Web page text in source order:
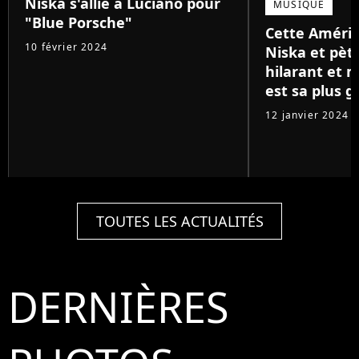
"Blue Porsche"
10 février 2024
MUSIQUE
Cette
Niska et
hilarant et
est sa plus
12 janvier 2024
TOUTES LES ACTUALITÉS
DERNIÈRES